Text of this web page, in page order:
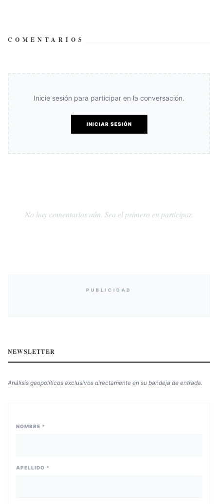
COMENTARIOS
Inicie sesión para participar en la conversación.
INICIAR SESIÓN
No hay comentarios aún. Sea el primero en participar.
PUBLICIDAD
NEWSLETTER
Análisis geopolíticos exclusivos directamente en su bandeja de entrada.
NOMBRE *
APELLIDO *